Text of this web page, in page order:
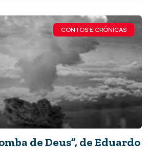
CONTOS E CRÔNICAS